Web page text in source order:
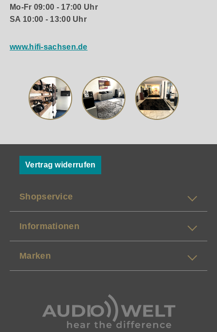
Mo-Fr 09:00 - 17:00 Uhr
SA 10:00 - 13:00 Uhr
www.hifi-sachsen.de
Vertrag widerrufen
Shopservice
Informationen
Marken